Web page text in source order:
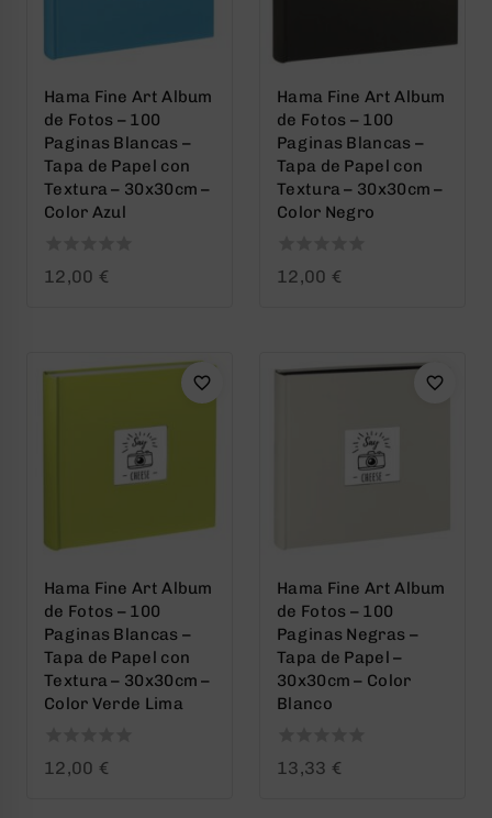
Hama Fine Art Album
de Fotos – 100
Paginas Blancas –
Tapa de Papel con
Textura – 30x30cm –
Color Azul
012,00 €
Hama Fine Art Album
de Fotos – 100
Paginas Blancas –
Tapa de Papel con
Textura – 30x30cm –
Color Negro
012,00 €
Hama Fine Art Album
de Fotos – 100
Paginas Blancas –
Tapa de Papel con
Textura – 30x30cm –
Color Verde Lima
012,00 €
Hama Fine Art Album
de Fotos – 100
Paginas Negras –
Tapa de Papel –
30x30cm – Color
Blanco
013,33 €